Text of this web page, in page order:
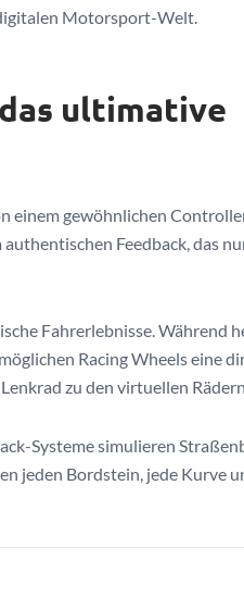
Motorsport-Welt.
das ultimative
einem gewöhnlichen
Feedback, das
Fahrerlebnisse. Während
Racing Wheels eine
zu den virtuellen
Systeme simulieren
jeden Bordstein, jede Kurve